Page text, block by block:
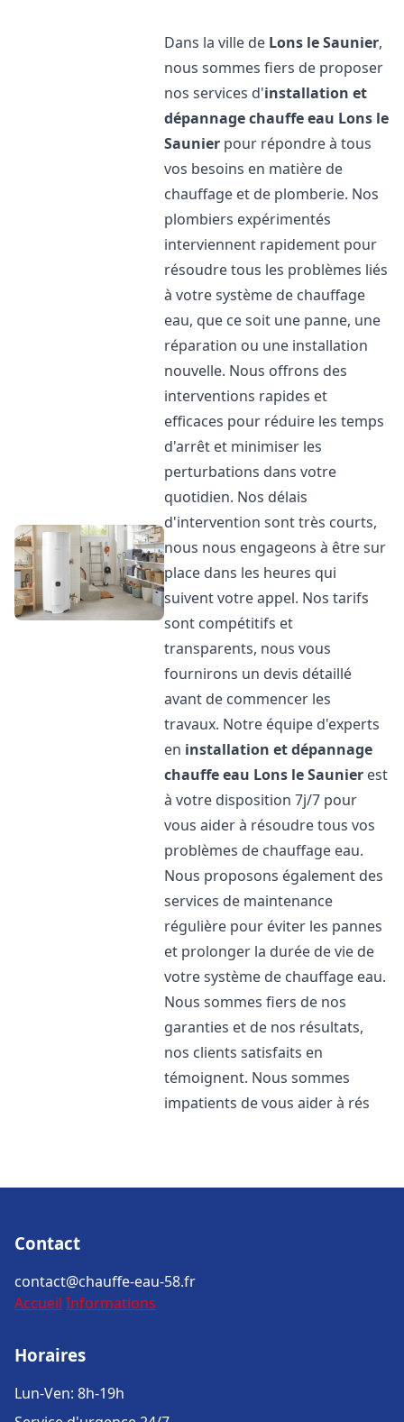
Dans la ville de Lons le Saunier,
nous sommes fiers de proposer
nos services d'installation et
dépannage chauffe eau Lons le
Saunier pour répondre à tous
vos besoins en matière de
chauffage et de plomberie. Nos
plombiers expérimentés
interviennent rapidement pour
résoudre tous les problèmes liés
à votre système de chauffage
eau, que ce soit une panne, une
réparation ou une installation
nouvelle. Nous offrons des
interventions rapides et
efficaces pour réduire les temps
d'arrêt et minimiser les
perturbations dans votre
quotidien. Nos délais
d'intervention sont très courts,
nous nous engageons à être sur
place dans les heures qui
suivent votre appel. Nos tarifs
sont compétitifs et
transparents, nous vous
fournirons un devis détaillé
avant de commencer les
travaux. Notre équipe d'experts
en installation et dépannage
chauffe eau Lons le Saunier est
à votre disposition 7j/7 pour
vous aider à résoudre tous vos
problèmes de chauffage eau.
Nous proposons également des
services de maintenance
régulière pour éviter les pannes
et prolonger la durée de vie de
votre système de chauffage eau.
Nous sommes fiers de nos
garanties et de nos résultats,
nos clients satisfaits en
témoignent. Nous sommes
impatients de vous aider à rés
Contact
contact@chauffe-eau-58.fr
Accueil Informations
Horaires
Lun-Ven: 8h-19h